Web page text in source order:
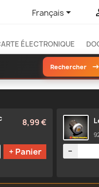
Français
ÉLECTRONIQUE
Rechercher →
8,99 €
+ Panier Quantité
−